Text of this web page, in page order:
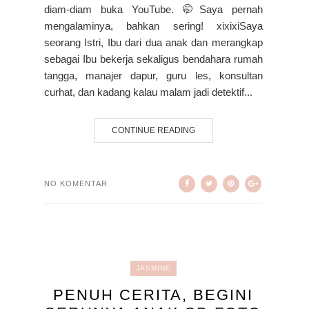
diam-diam buka YouTube. 🤭Saya pernah
mengalaminya, bahkan sering! xixixiSaya
seorang Istri, Ibu dari dua anak dan merangkap
sebagai Ibu bekerja sekaligus bendahara rumah
tangga, manajer dapur, guru les, konsultan
curhat, dan kadang kalau malam jadi detektif...
CONTINUE READING
NO KOMENTAR
JASMINE
PENUH CERITA, BEGINI